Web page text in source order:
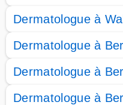
Dermatologue à
Dermatologue à
Dermatologue à
Dermatologue à